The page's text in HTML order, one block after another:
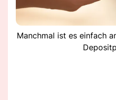
Manchmal ist es einfach